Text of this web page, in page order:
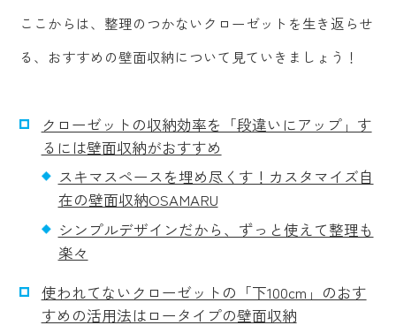
ここからは、整理のつかないクローゼットを生き返らせ
る、おすすめの壁面収納について見ていきましょう！
クローゼットの収納効率を「段違いにアップ」す
るには壁面収納がおすすめ
スキマスペースを埋め尽くす！カスタマイズ自
在の壁面収納OSAMARU
シンプルデザインだから、ずっと使えて整理も
楽々
使われてないクローゼットの「下100cm」のおす
すめの活用法はロータイプの壁面収納